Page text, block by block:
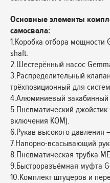
Основные элементы
самосвала:
1.Коробка отбора мощности
shaft.
2.Шестерённый насос
3.Распределительный
трёхпозиционный для
4.Алюминиевый закабинный
5.Пневматический джойстик
включения КОМ).
6.Рукав высокого давления
7.Напорно-всасывающий
8.Пневматическая трубка
9.Быстроразъёмная муфта
10.Комплект штуцеров и